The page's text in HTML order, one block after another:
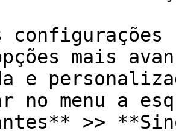
mais
e
no menu a
>>